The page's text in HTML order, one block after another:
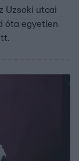
Uzsoki utcai
óta egyetlen